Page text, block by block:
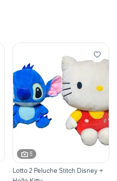
5
Lotto 2 Peluche Stitch Disney +